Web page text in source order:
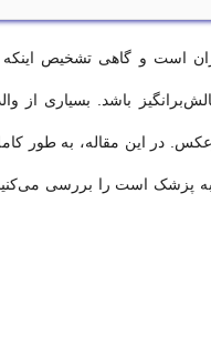
است و گاهی تشخیص
باشد. بسیاری از
در این مقاله، به طور
به پزشک است را بررسی